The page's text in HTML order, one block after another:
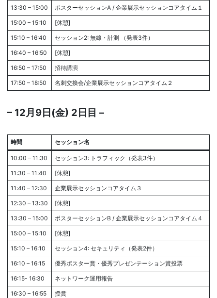
13:30 – 15:00 ポスターセッションA / 企業展示セッションコアタイム１
15:00 – 15:10 [休憩]
15:10 – 16:40 セッション2: 無線・計測 （発表3件）
16:40 – 16:50 [休憩]
16:50 – 17:50 招待講演
17:50 – 18:50 名刺交換会/企業展示セッションコアタイム２
– 12月9日(金) 2日目 –
時間 セッション名
10:00 – 11:30 セッション3: トラフィック（発表3件）
11:30 – 11:40 [休憩]
11:40 – 12:30 企業展示セッションコアタイム３
12:30 – 13:30 [休憩]
13:30 – 15:00 ポスターセッションB / 企業展示セッションコアタイム４
15:00 – 15:10 [休憩]
15:10 – 16:10 セッション4: セキュリティ（発表2件）
16:10 – 16:15 優秀ポスター賞・優秀プレゼンテーション賞投票
16:15- 16:30 ネットワーク運用報告
16:30 – 16:55 授賞